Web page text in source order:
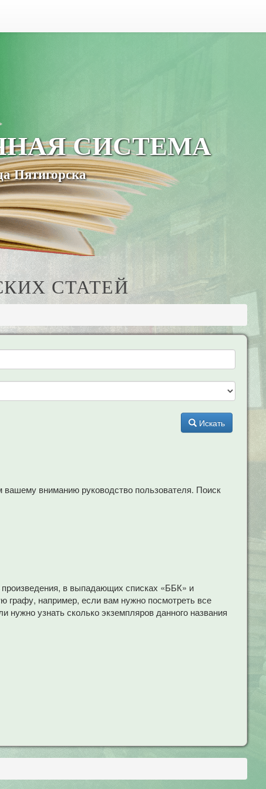
СИСТЕМА
Пятигорска
СТАТЕЙ
Искать
вашему вниманию руководство пользователя. Поиск
в выпадающих списках «ББК» и
например, если вам нужно посмотреть все
нужно узнать сколько экземпляров данного названия